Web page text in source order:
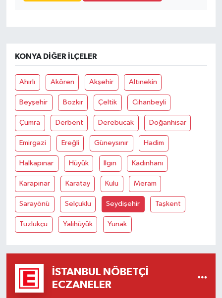
KONYA DIĞER İLÇELER
Ahırlı Akören Akşehir Altınekin
Beyşehir Bozkır Çeltik Cihanbeyli
Çumra Derbent Derebucak Doğanhisar
Emirgazi Ereğli Güneysınır Hadim
Halkapınar Hüyük Ilgın Kadınhanı
Karapınar Karatay Kulu Meram
Sarayönü Selçuklu Seydişehir Taşkent
Tuzlukçu Yalıhüyük Yunak
İSTANBUL NÖBETÇI
ECZANELER